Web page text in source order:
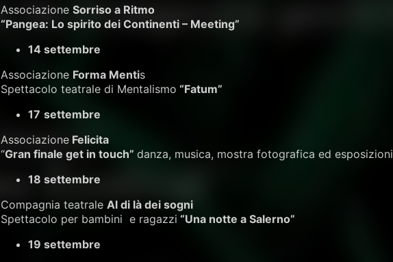
Associazione Sorriso a Ritmo
“Pangea: Lo spirito dei Continenti – Meeting”
14 settembre
Associazione Forma Mentis
Spettacolo teatrale di Mentalismo “Fatum”
17 settembre
AssociazioneFelicita
“Gran finale get in touch” danza, musica, mostra fotografica ed esposizioni
18 settembre
Compagnia teatrale Al di là dei sogni
Spettacolo per bambini e ragazzi “Una notte a Salerno”
19 settembre